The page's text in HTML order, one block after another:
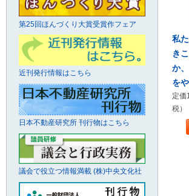
私
き
か
を
定価
税）
第25回ほんづくり大賞受賞作フェア
近刊発行情報はこちら
日本不動産研究所 刊行物はこちら
議会で役立つ情報満載 (株)中央文化社